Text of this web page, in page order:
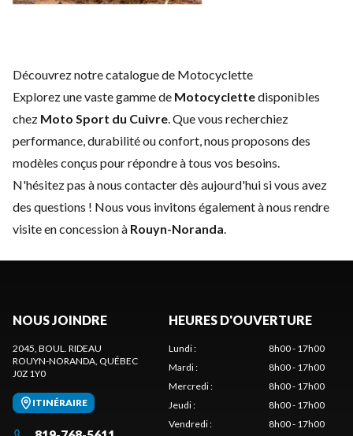
Découvrez notre catalogue de Motocyclette
Explorez une vaste gamme de Motocyclettedisponibles
chez Moto Sport du Cuivre. Que vous recherchiez
performance, durabilité ou confort, nous proposons des
modèles conçus pour répondre à tous vos besoins.
N'hésitez pas ànous contacterdès aujourd'hui si vous avez
des questions ! Nous vous invitons également à nous rendre
visite en concession à Rouyn-Noranda.
NOUS JOINDRE
2045, BOUL. RIDEAU
ROUYN-NORANDA , QUÉBEC
J0Z 1Y0
ITINÉRAIRE
HEURES D'OUVERTURE
Lundi:
8h00 - 17h00
Mardi:
8h00 - 17h00
Mercredi:
8h00 - 17h00
Jeudi:
8h00 - 17h00
Vendredi: 8h00 - 17h00